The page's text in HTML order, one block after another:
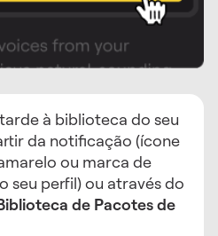
à biblioteca do seu
da notificação (ícone
ou marca de
seu perfil) ou através do
de Pacotes de